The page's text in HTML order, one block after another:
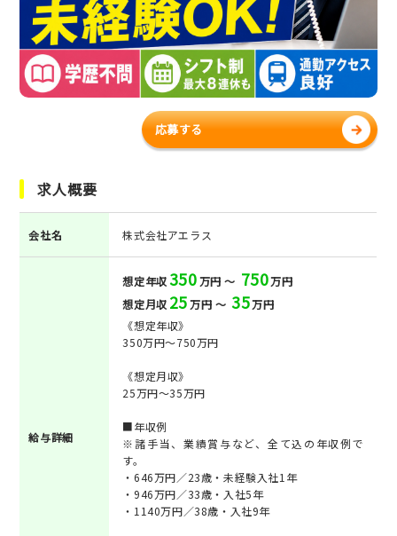
応募する
求人概要
会社名 株式会社アエラス
給与詳細
想定年収350万円 ～ 750万円
想定月収 25万円 ～ 35万円
《想定年収》
350万円～750万円
《想定月収》
25万円～35万円
■年収例
※諸手当、業績賞与など、全て込の年収例で
す。
・646万円／23歳・未経験入社1年
・946万円／33歳・入社5年
・1140万円／38歳・入社9年